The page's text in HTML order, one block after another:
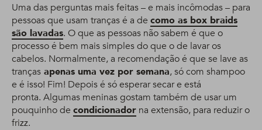
Uma das perguntas mais feitas – e mais incômodas – para
pessoas que usam tranças é a de como as box braids
são lavadas. O que as pessoas não sabem é que o
processo é bem mais simples do que o de lavar os
cabelos. Normalmente, a recomendação é que se lave as
tranças apenas uma vez por semana, só com shampoo
e é isso! Fim! Depois é só esperar secar e está
pronta. Algumas meninas gostam também de usar um
pouquinho de condicionador na extensão, para reduzir o
frizz.